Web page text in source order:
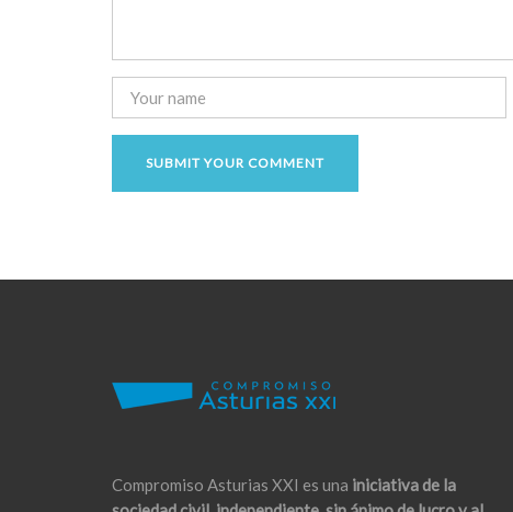
Compromiso Asturias XXI es una iniciativa de la